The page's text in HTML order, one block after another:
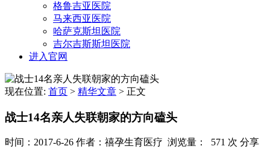
格鲁吉亚医院
马来西亚医院
哈萨克斯坦医院
吉尔吉斯斯坦医院
进入官网
现在位置: 首页 > 精华文章 > 正文
战士14名亲人失联朝家的方向磕头
时间：2017-6-26 作者：禧孕生育医疗 浏览量： 571 次 分享